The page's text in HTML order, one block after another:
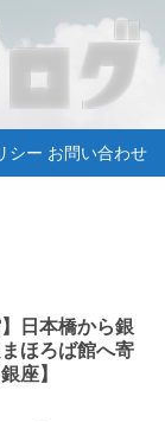
シー お問い合わせ
日本橋から銀
ほろば館へ寄
座】